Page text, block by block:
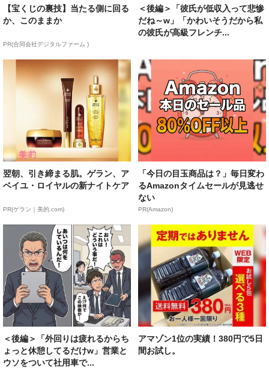
【宝くじの裏技】当たる側に回る
か、このままか
PR(合同会社デジタルファーム )
＜後編＞「彼氏が低収入って悲惨
だね～w」「かわいそうだから私
の彼氏が高級フレンチ...
翌朝、引き締まる肌。ゲラン、ア
ベイユ・ロイヤルの新ナイトケア
PR(ゲラン｜美的.com)
「今日の目玉商品は？」毎日変わ
るAmazonタイムセールが見逃せ
ない
PR(Amazon)
＜後編＞「外回りは疲れるからち
ょっと休憩してるだけw」営業と
ウソをついて社用車で...
アマゾン1位の実績！380円で5日
間お試し。